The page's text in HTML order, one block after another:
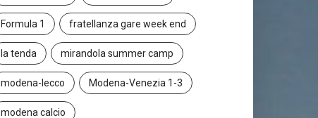
Formula 1 fratellanza gare week end
la tenda mirandola summer camp
modena-lecco Modena-Venezia 1-3
modena calcio